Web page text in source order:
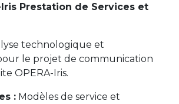
Iris Prestation de Services et
technologique et
le projet de communication
OPERA-Iris.
: Modèles de service et